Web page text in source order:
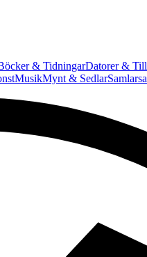
& TidningarDatorer &
MusikMynt & Sedlar